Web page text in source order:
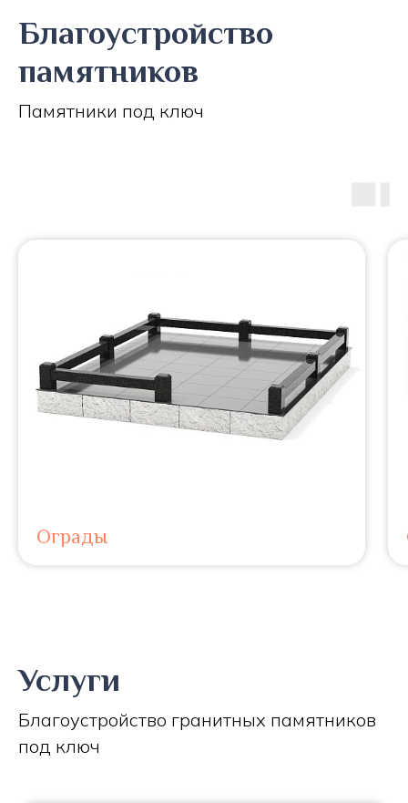
Благоустройство
памятников
Памятники под ключ
Ограды
Услуги
Благоустройство гранитных памятников
под ключ